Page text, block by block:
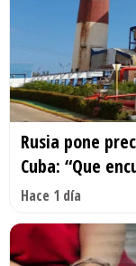
Rusia pone
Cuba: “Que
Hace 1 día